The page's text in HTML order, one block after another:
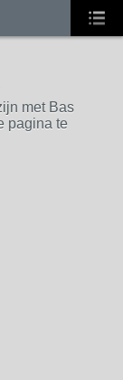
met Bas
pagina te